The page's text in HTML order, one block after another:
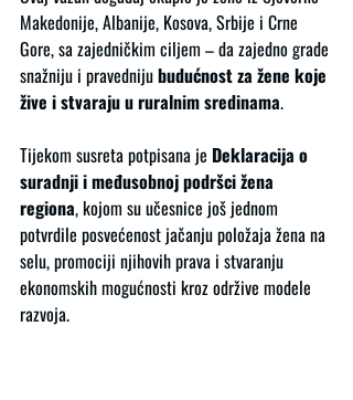
Makedonije, Albanije, Kosova, Srbije i Crne
Gore, sa zajedničkim ciljem – da zajedno grade
snažniju i pravedniju budućnost za žene koje
žive i stvaraju u ruralnim sredinama.
Tijekom susreta potpisana je Deklaracija o
suradnji i međusobnoj podršci žena
regiona, kojom su učesnice još jednom
potvrdile posvećenost jačanju položaja žena na
selu, promociji njihovih prava i stvaranju
ekonomskih mogućnosti kroz održive modele
razvoja.